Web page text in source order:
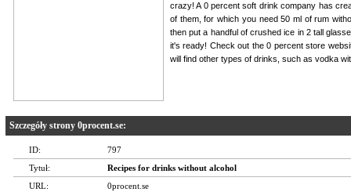
crazy! A 0 percent soft drink company has
of them, for which you need 50 ml of rum
then put a handful of crushed ice in 2 tall
it's ready! Check out the 0 percent store
will find other types of drinks, such as vodka
Szczegóły strony 0procent.se:
ID:
797
Tytuł:
Recipes for drinks without alcohol
URL:
0procent.se